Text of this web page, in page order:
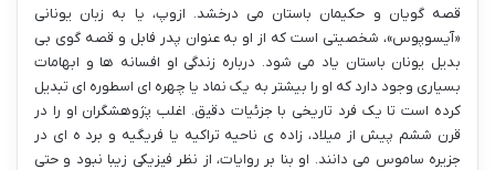
قصه گویان و حکیمان باستان می درخشد. ازوپ، یا به زبان یونانی
«آیسوپوس»، شخصیتی است که از او به عنوان پدر فابل و قصه گوی بی
بدیل یونان باستان یاد می شود. درباره زندگی او افسانه ها و ابهامات
بسیاری وجود دارد که او را بیشتر به یک نماد یا چهره ای اسطوره ای تبدیل
کرده است تا یک فرد تاریخی با جزئیات دقیق. اغلب پژوهشگران او را در
قرن ششم پیش از میلاد، زاده ی ناحیه تراکیه یا فریگیه و برد ه ای در
جزیره ساموس می دانند. او بنا بر روایات، از نظر فیزیکی زیبا نبود و حتی